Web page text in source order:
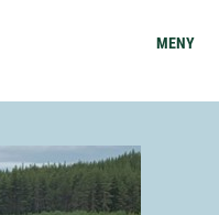
MENY